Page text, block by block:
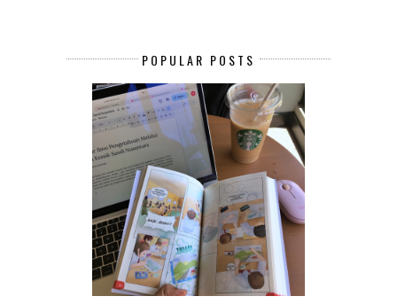
POPULAR POSTS